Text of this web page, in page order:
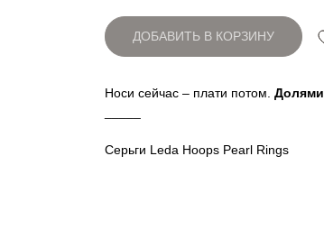
ДОБАВИТЬ В КОРЗИНУ
Носи сейчас – плати потом. Долями
Серьги Leda Hoops Pearl Rings